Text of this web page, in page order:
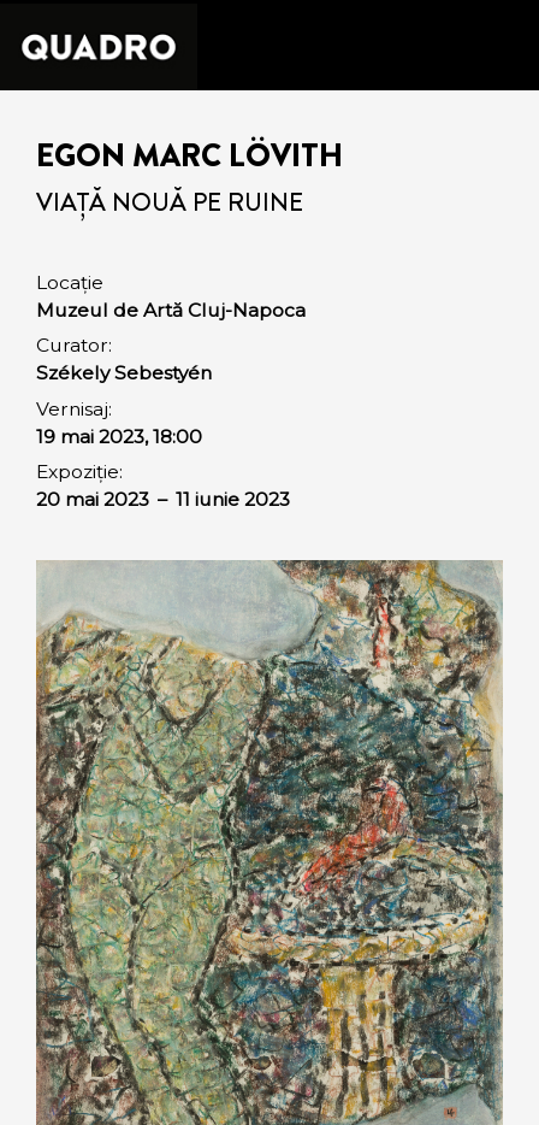
EGON MARC LÖVITH
VIAȚĂ NOUĂ PE RUINE
Locație
Muzeul de Artă Cluj-Napoca
Curator:
Székely Sebestyén
Vernisaj:
19 mai 2023, 18:00
Expoziție:
20 mai 2023 – 11 iunie 2023